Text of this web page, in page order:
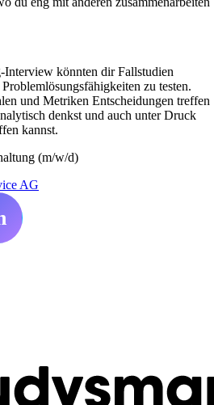
könnten dir Fallstudien
zu testen.
und Metriken Entscheidungen treffen
denkst und auch unter Druck
kannst.
(m/w/d)
AG